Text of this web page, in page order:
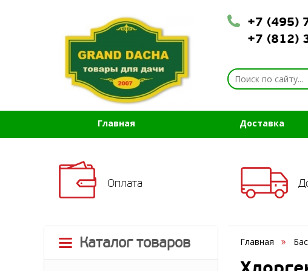
+7 (495)
+7 (812)
Главная Доставка
Оплата
Каталог товаров Главная